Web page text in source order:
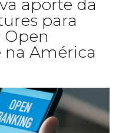
aporte da
para
Open
na América